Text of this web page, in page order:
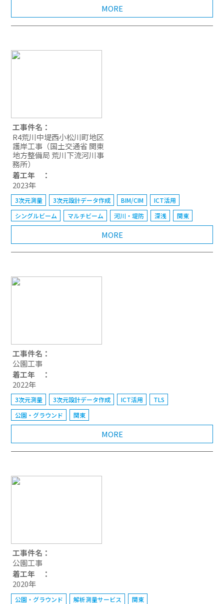
MORE
工事件名：
R4荒川中堤西小松川町地区
護岸工事（国土交通省 関東
地方整備局 荒川下流河川事
務所）
着工年 ：
2023年
3次元測量 3次元設計データ作成 BIM/CIM
ICT活用
シングルビーム
マルチビーム 河川・堤防 深浅 関東
MORE
工事件名：
公園工事
着工年 ：
2022年
3次元測量 3次元設計データ作成 ICT活用
TLS
公園・グラウンド
関東
MORE
工事件名：
公園工事
着工年 ：
2020年
公園・グラウンド 解析測量サービス 関東